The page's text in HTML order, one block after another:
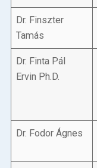
Dr. Finszter
Tamás
Dr. Finta Pál
Ervin Ph.D.
Dr. Fodor Ágnes